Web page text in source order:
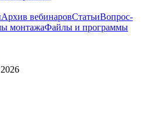
Архив вебинаровСтатьиВопрос-
монтажаФайлы и программы